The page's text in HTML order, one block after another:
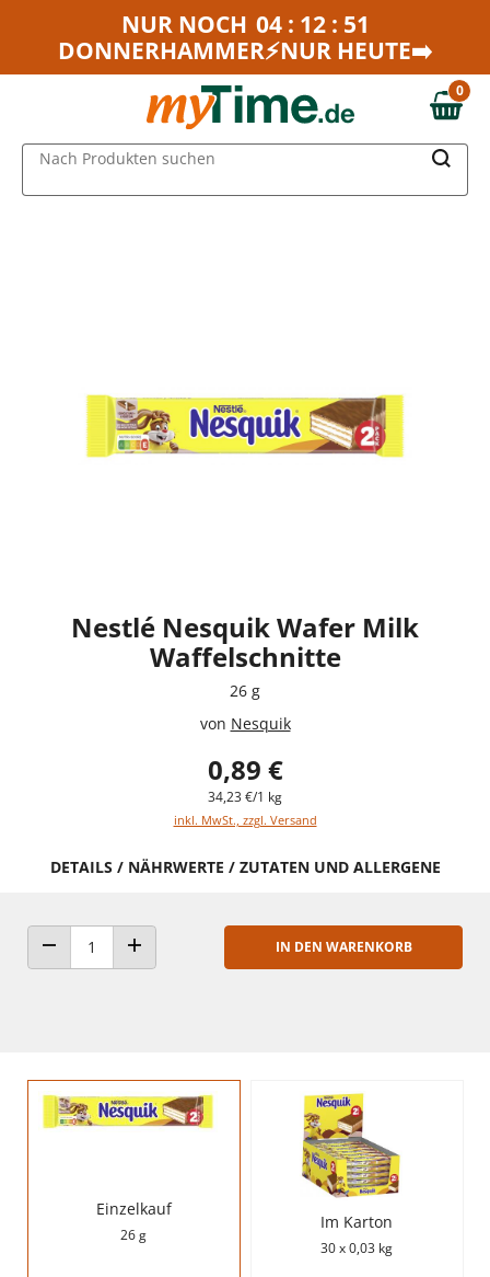
Zum Hauptinhalt springen
Zur Navigation springen
NUR NOCH 04 : 12 : 51
DONNERHAMMER⚡NUR HEUTE➡️
0,00 €
0
Nach Produkten suchen
Nestlé Nesquik Wafer Milk
Waffelschnitte
26 g
von Nesquik
0,89 €
34,23 €/1 kg
inkl. MwSt., zzgl. Versand
DETAILS / NÄHRWERTE / ZUTATEN UND ALLERGENE
ANZAHL VERRINGERNANZAHL ERHÖHEN
IN DEN WARENKORB
Einzelkauf
26 g
Im Karton
30 x 0,03 kg